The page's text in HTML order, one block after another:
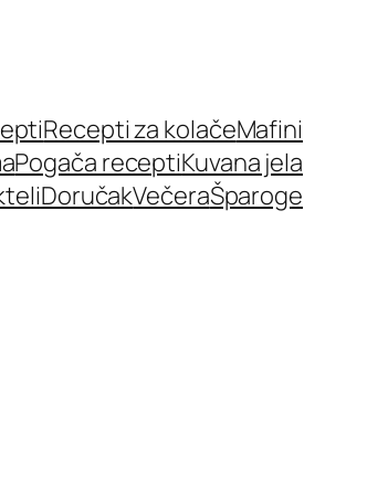
Recepti za kolačeMafini
Pogača receptiKuvana jela
DoručakVečeraŠparoge